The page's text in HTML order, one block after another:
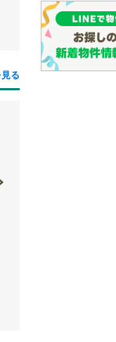
線 「隼人」駅 徒歩27分
る